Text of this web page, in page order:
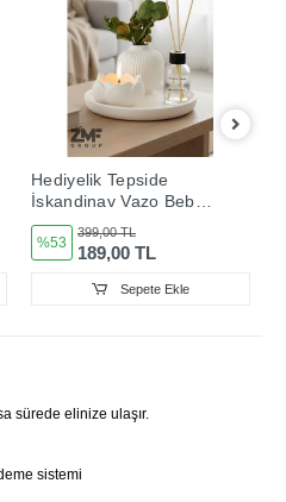
Hediyelik Tepside
İskandinav Vazo Bebek
Pudrası Kokulu Lotus
Mum ve Oda Kokusu
%53
399,00 TL
189,00 TL
Sepete Ekle
sürede elinize ulaşır.
sistemi